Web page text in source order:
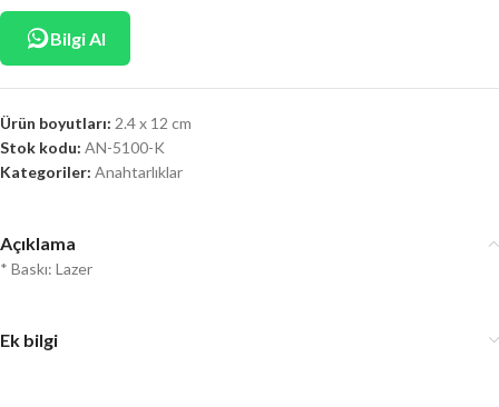
Bilgi Al
Ürün boyutları: 2.4 x 12 cm
Stok kodu: AN-5100-K
Kategoriler: Anahtarlıklar
Açıklama
* Baskı: Lazer
Ek bilgi